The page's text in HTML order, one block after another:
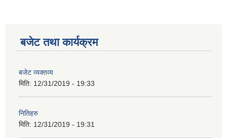
बजेट तथा कार्यक्रम
बजेट व्यक्तव्य
मिति: 12/31/2019 - 19:33
नितिहरु
मिति: 12/31/2019 - 19:31